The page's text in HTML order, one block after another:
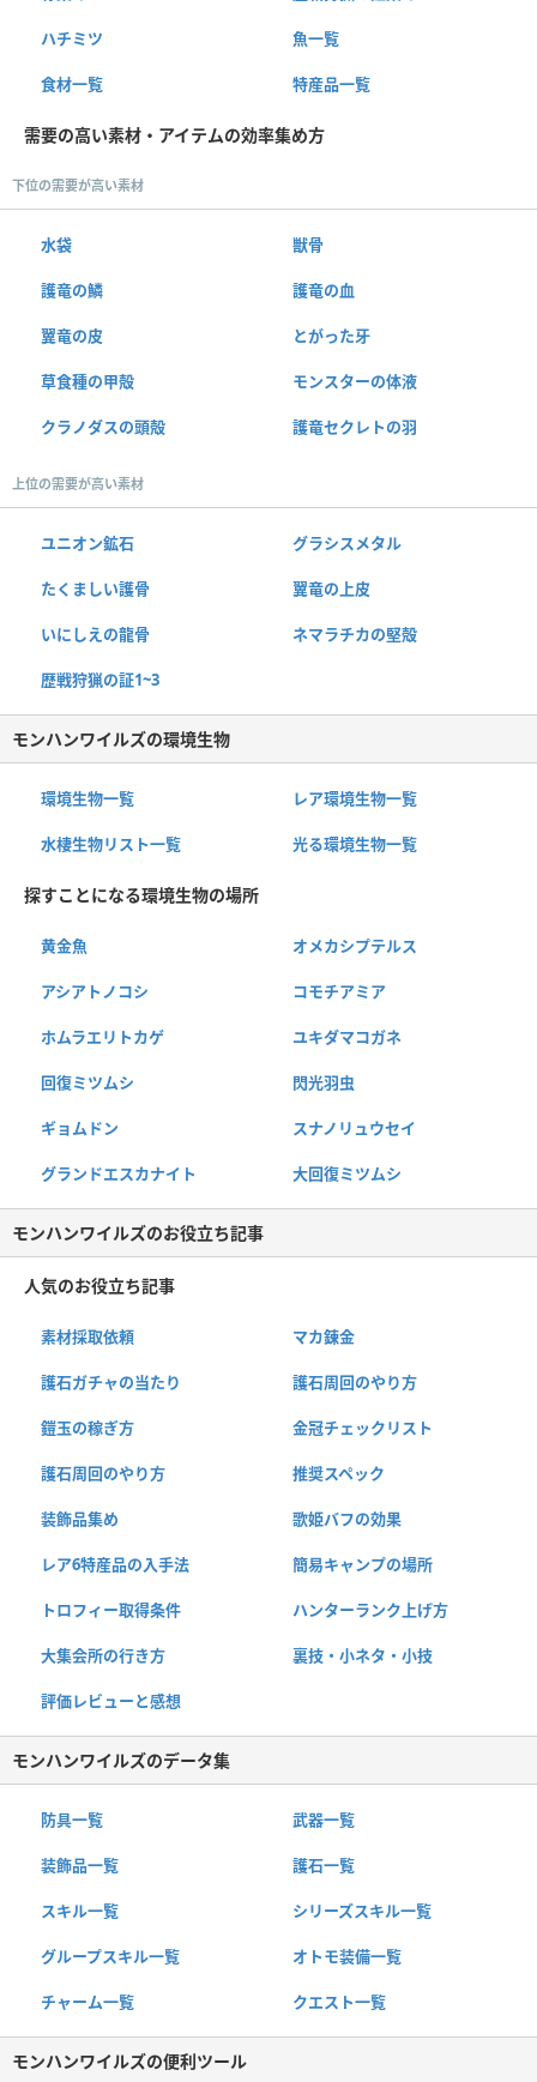
ハチミツ 魚一覧
食材一覧 特産品一覧
需要の高い素材・アイテムの効率集め方
下位の需要が高い素材
水袋 獣骨
護竜の鱗 護竜の血
翼竜の皮 とがった牙
草食種の甲殻 モンスターの体液
クラノダスの頭殻 護竜セクレトの羽
上位の需要が高い素材
ユニオン鉱石 グラシスメタル
たくましい護骨 翼竜の上皮
いにしえの龍骨 ネマラチカの堅殻
歴戦狩猟の証1~3
モンハンワイルズの環境生物
環境生物一覧 レア環境生物一覧
水棲生物リスト一覧 光る環境生物一覧
探すことになる環境生物の場所
黄金魚 オメカシプテルス
アシアトノコシ コモチアミア
ホムラエリトカゲ ユキダマコガネ
回復ミツムシ 閃光羽虫
ギョムドン スナノリュウセイ
グランドエスカナイト 大回復ミツムシ
モンハンワイルズのお役立ち記事
人気のお役立ち記事
素材採取依頼 マカ錬金
護石ガチャの当たり 護石周回のやり方
鎧玉の稼ぎ方 金冠チェックリスト
護石周回のやり方 推奨スペック
装飾品集め 歌姫バフの効果
レア6特産品の入手法 簡易キャンプの場所
トロフィー取得条件 ハンターランク上げ方
大集会所の行き方 裏技・小ネタ・小技
評価レビューと感想
モンハンワイルズのデータ集
防具一覧 武器一覧
装飾品一覧 護石一覧
スキル一覧 シリーズスキル一覧
グループスキル一覧 オトモ装備一覧
チャーム一覧 クエスト一覧
モンハンワイルズの便利ツール